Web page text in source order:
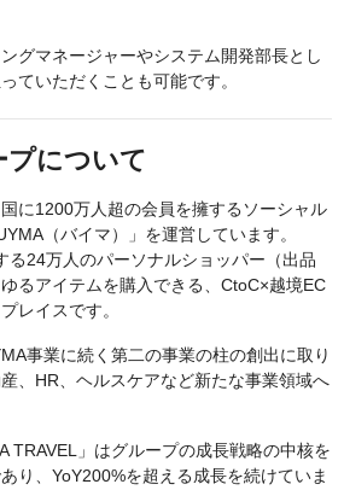
グマネージャーやシステム開発部長とし
ていただくことも可能です。
について
に1200万人超の会員を擁するソーシャル
（バイマ）」を運営しています。
る24万人のパーソナルショッパー（出品
るアイテムを購入できる、CtoC×越境EC
レイスです。
事業に続く第二の事業の柱の創出に取り
、HR、ヘルスケアなど新たな事業領域へ
TRAVEL」はグループの成長戦略の中核を
り、YoY200%を超える成長を続けていま